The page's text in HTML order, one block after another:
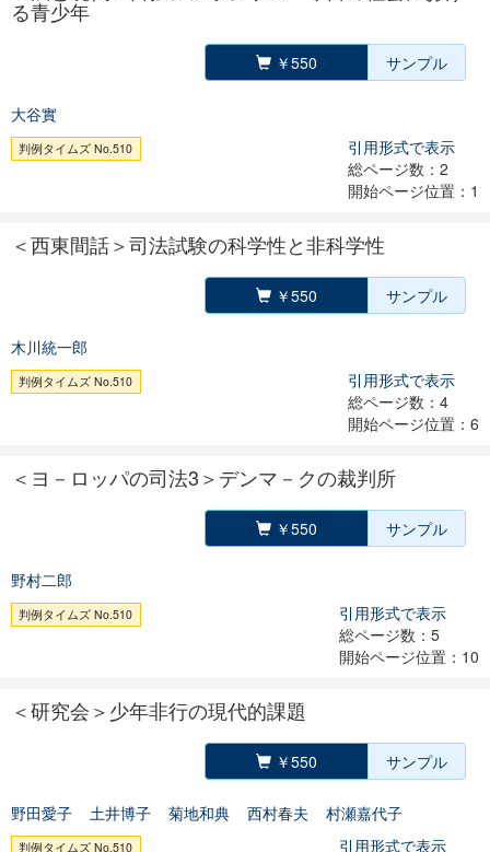
る青少年
￥550 サンプル
大谷實
判例タイムズ No.510
引用形式で表示
総ページ数：2
開始ページ位置：1
＜西東間話＞司法試験の科学性と非科学性
￥550 サンプル
木川統一郎
判例タイムズ No.510
引用形式で表示
総ページ数：4
開始ページ位置：6
＜ヨ－ロッパの司法3＞デンマ－クの裁判所
￥550 サンプル
野村二郎
判例タイムズ No.510
引用形式で表示
総ページ数：5
開始ページ位置：10
＜研究会＞少年非行の現代的課題
￥550 サンプル
野田愛子 土井博子 菊地和典 西村春夫 村瀬嘉代子
判例タイムズ No.510
引用形式で表示